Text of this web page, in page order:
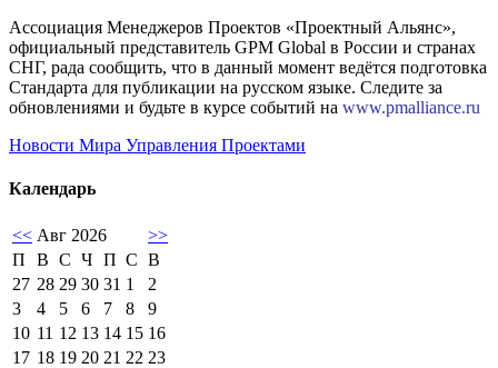
Ассоциация Менеджеров Проектов «Проектный Альянс»,
официальный представитель GPM Global в России и странах
СНГ, рада сообщить, что в данный момент ведётся подготовка
Стандарта для публикации на русском языке. Следите за
обновлениями и будьте в курсе событий на www.pmalliance.ru
Новости Мира Управления Проектами
Календарь
<< Авг 2026
>>
П
В С Ч П С В
27 28 29 30 31 1
2
3
4 5 6 7 8
9
10 11 12 13 14 15 16
17 18 19 20 21 22 23